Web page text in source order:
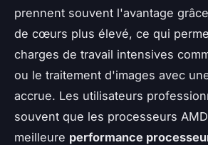
prennent souvent l'avantage
de cœurs plus élevé, ce qui
charges de travail intensives
ou le traitement d'images avec
accrue. Les utilisateurs
souvent que les processeurs
meilleure performance